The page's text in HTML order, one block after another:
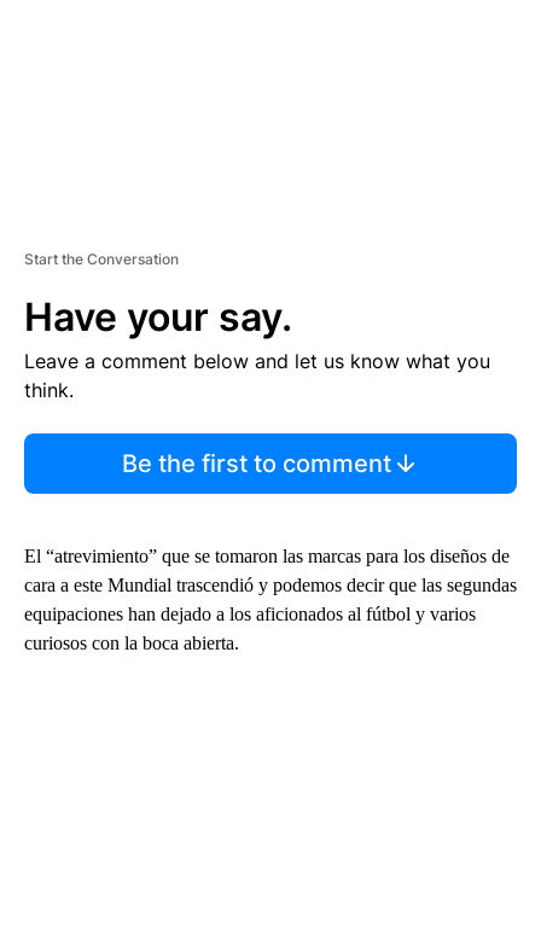
Start the Conversation
Have your say.
Leave a comment below and let us know what you
think.
Be the first to comment
El “atrevimiento” que se tomaron las marcas para los diseños de
cara a este Mundial trascendió y podemos decir que las segundas
equipaciones han dejado a los aficionados al fútbol y varios
curiosos con la boca abierta.